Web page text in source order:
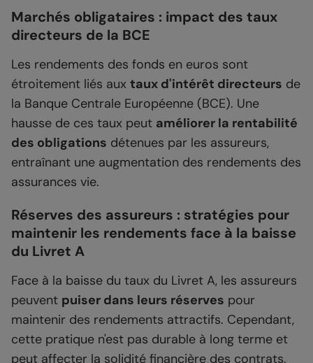
Marchés obligataires : impact des taux
directeurs de la BCE
Les rendements des fonds en euros sont
étroitement liés aux taux d'intérêt directeurs de
la Banque Centrale Européenne (BCE). Une
hausse de ces taux peut améliorer la rentabilité
des obligations détenues par les assureurs,
entraînant une augmentation des rendements des
assurances vie.
Réserves des assureurs : stratégies pour
maintenir les rendements face à la baisse
du Livret A
Face à la baisse du taux du Livret A, les assureurs
peuvent puiser dans leurs réserves pour
maintenir des rendements attractifs. Cependant,
cette pratique n'est pas durable à long terme et
peut affecter la solidité financière des contrats.